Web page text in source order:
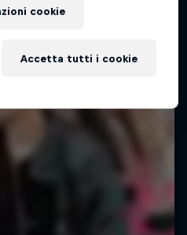
cookie
Accetta tutti i cookie